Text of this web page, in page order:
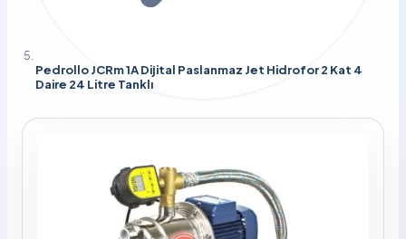
Pedrollo JCRm 1A Dijital Paslanmaz Jet Hidrofor 2 Kat 4
Daire 24 Litre Tanklı